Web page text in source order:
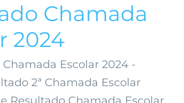
Chamada
2024
Chamada Escolar 2024 -
2ª Chamada Escolar